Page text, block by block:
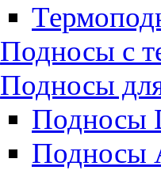
Подносы с
Подносы
Подносы
Подносы